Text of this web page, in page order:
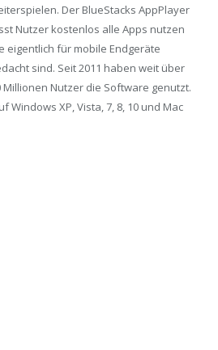
Der BlueStacks AppPlayer
Nutzer kostenlos alle Apps nutzen
eigentlich für mobile Endgeräte
sind. Seit 2011 haben weit über
Millionen Nutzer die Software genutzt.
Windows XP, Vista, 7, 8, 10 und Mac